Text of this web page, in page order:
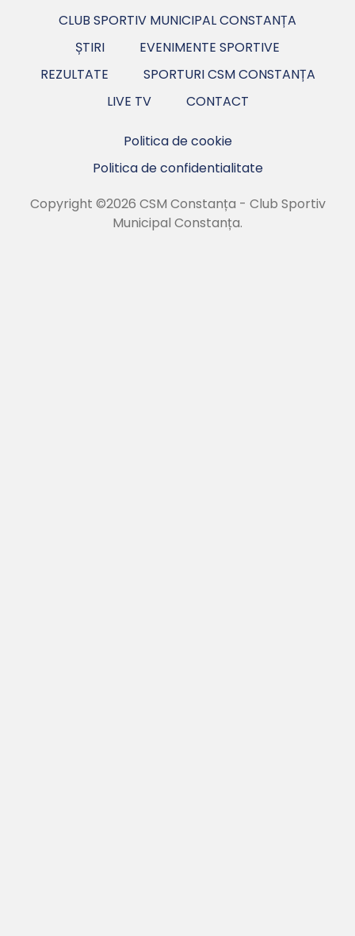
CLUB SPORTIV MUNICIPAL CONSTANȚA
ȘTIRI
EVENIMENTE SPORTIVE
REZULTATE
SPORTURI CSM CONSTANȚA
LIVE TV
CONTACT
Politica de cookie
Politica de confidentialitate
Copyright ©2026 CSM Constanța - Club Sportiv
Municipal Constanța.